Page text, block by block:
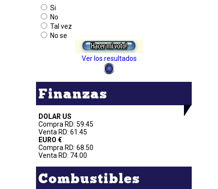
Si
No
Tal vez
No se
Ver los resultados
Finanzas
DOLAR US
Compra RD: 59.45
Venta RD: 61.45
EURO €
Compra RD: 68.50
Venta RD: 74.00
Combustibles